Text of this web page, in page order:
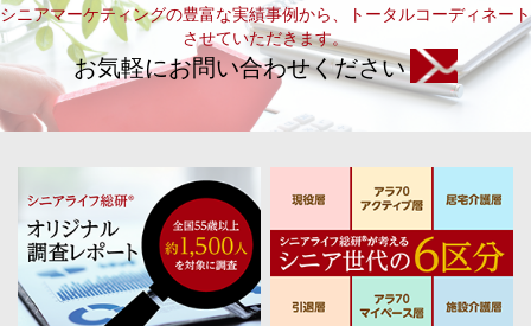
シニアマーケティングの豊富な実績事例から、トータルコーディネート
させていただきます。
お気軽にお問い合わせください